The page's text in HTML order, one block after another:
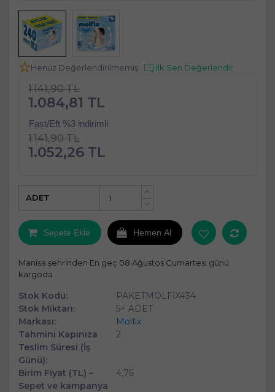
Henüz Değerlendirilmemiş İlk Sen Değerlendir
1.141,90 TL
1.084,81 TL
Fast/Eft %3 indirimli
1.141,90 TL
1.052,26 TL
+
ADET
Sepete Ekle Hemen Al
Manisa şehrinden En geç 08 Ağustos Cumartesi günü
kargoda
Stok Kodu:
PAKETMOLFİX434
Stok Miktarı:
5+ ADET
Markası:
Molfix
Tahmini Kapınıza
Teslim Süresi (İş
Günü):
2
Birim Fiyat (TL) –
Sepet ve kampanya
4,76